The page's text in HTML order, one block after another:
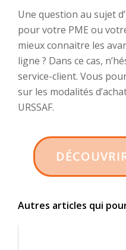
Une question au sujet
pour votre PME ou
mieux connaitre les
ligne ? Dans ce cas,
service-client. Vous
sur les modalités
URSSAF.
Autres articles qui